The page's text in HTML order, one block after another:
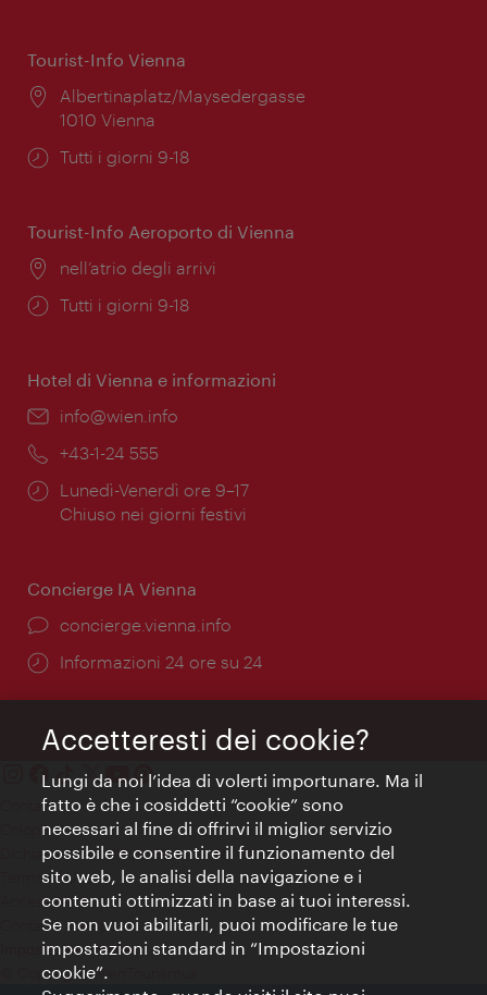
Tourist-Info Vienna
Posizione:
Albertinaplatz/Maysedergasse
1010 Vienna
Orari
Tutti i giorni 9-18
Tourist-Info Aeroporto di Vienna
Posizione:
nell’atrio degli arrivi
Orari
Tutti i giorni 9-18
Hotel di Vienna e informazioni
Email:
info@wien.info
Telefono:
+43-1-24 555
Orari
di
Lunedì-Venerdì ore 9–17
Chiuso nei giorni festivi
Concierge IA Vienna
Ort:
concierge.vienna.info
Öffnungszeiten:
Informazioni 24 ore su 24
Contatti
Colophon
Dichiarazione sulla protezione dei dati
Terms of Use
Accessibilità
Contatto stampa
Impostazioni cookie
© Copyright WienTourismus
Accetteresti dei cookie?
Lungi da noi l’idea di volerti importunare. Ma il
fatto è che i cosiddetti “cookie” sono
necessari al fine di offrirvi il miglior servizio
possibile e consentire il funzionamento del
sito web, le analisi della navigazione e i
contenuti ottimizzati in base ai tuoi interessi.
Se non vuoi abilitarli, puoi modificare le tue
impostazioni standard in “Impostazioni
cookie”.